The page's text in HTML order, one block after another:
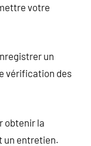
votre
un
vérification des
obtenir la
un entretien.